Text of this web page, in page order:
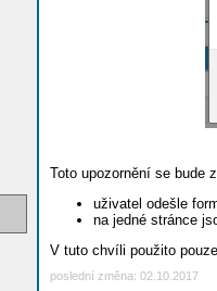
Toto upozornění se bude
uživatel odešle
na jedné stránce
V tuto chvíli použito
poslední změna: 02.10.2017